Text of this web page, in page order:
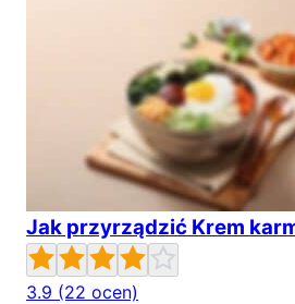
Jak przyrządzić Krem
3.9 (22 ocen)